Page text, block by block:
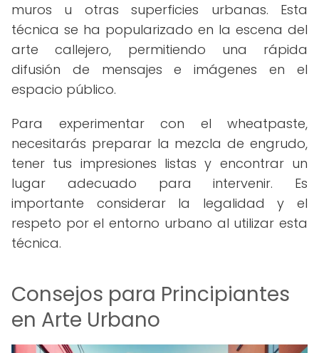
muros u otras superficies urbanas. Esta
técnica se ha popularizado en la escena del
arte callejero, permitiendo una rápida
difusión de mensajes e imágenes en el
espacio público.
Para experimentar con el wheatpaste,
necesitarás preparar la mezcla de engrudo,
tener tus impresiones listas y encontrar un
lugar adecuado para intervenir. Es
importante considerar la legalidad y el
respeto por el entorno urbano al utilizar esta
técnica.
Consejos para Principiantes
en Arte Urbano